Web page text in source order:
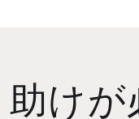
助けが